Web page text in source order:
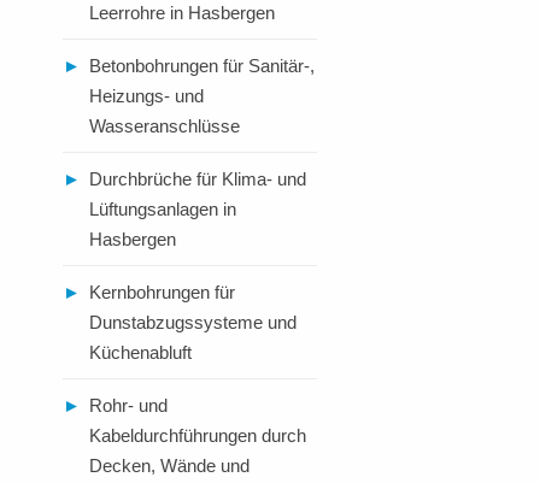
Leerrohre in Hasbergen
►
Betonbohrungen für Sanitär-,
Heizungs- und
Wasseranschlüsse
►
Durchbrüche für Klima- und
Lüftungsanlagen in
Hasbergen
►
Kernbohrungen für
Dunstabzugssysteme und
Küchenabluft
►
Rohr- und
Kabeldurchführungen durch
Decken, Wände und